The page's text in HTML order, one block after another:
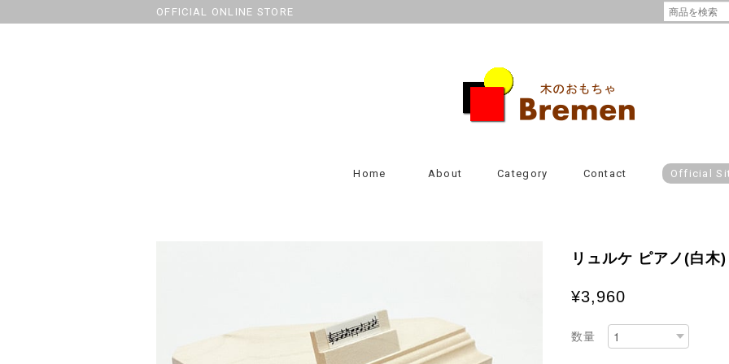
OFFICIAL ONLINE STORE
Home About Category Contact Official
リュルケ ピアノ(白木)
¥3,960
数量